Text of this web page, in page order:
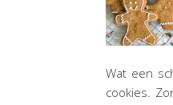
Wat een
cookies.